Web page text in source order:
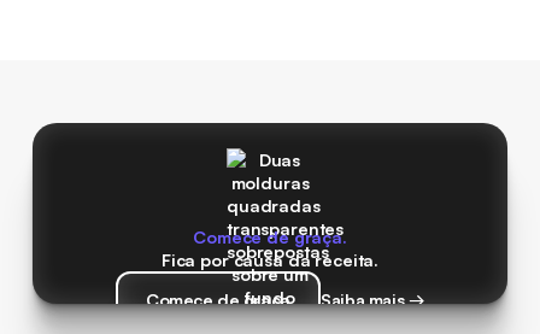
Comece de graça.
Fica por causa da receita.
Comece de graça
Comece de graça
Saiba mais →
Saiba mais →